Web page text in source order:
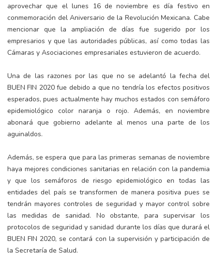
aprovechar que el lunes 16 de noviembre es día festivo en
conmemoración del Aniversario de la Revolución Mexicana. Cabe
mencionar que la ampliación de días fue sugerido por los
empresarios y que las autoridades públicas, así como todas las
Cámaras y Asociaciones empresariales estuvieron de acuerdo.
Una de las razones por las que no se adelantó la fecha del
BUEN FIN 2020 fue debido a que no tendría los efectos positivos
esperados, pues actualmente hay muchos estados con semáforo
epidemiológico color naranja o rojo. Además, en noviembre
abonará que gobierno adelante al menos una parte de los
aguinaldos.
Además, se espera que para las primeras semanas de noviembre
haya mejores condiciones sanitarias en relación con la pandemia
y que los semáforos de riesgo epidemiológico en todas las
entidades del país se transformen de manera positiva pues se
tendrán mayores controles de seguridad y mayor control sobre
las medidas de sanidad. No obstante, para supervisar los
protocolos de seguridad y sanidad durante los días que durará el
BUEN FIN 2020, se contará con la supervisión y participación de
la Secretaría de Salud.